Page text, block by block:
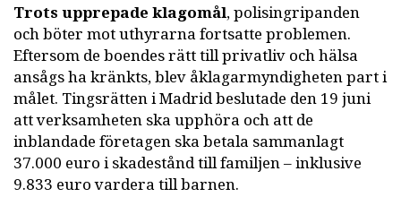
Trots upprepade klagomål, polisingripanden
och böter mot uthyrarna fortsatte problemen.
Eftersom de boendes rätt till privatliv och hälsa
ansågs ha kränkts, blev åklagarmyndigheten part i
målet. Tingsrätten i Madrid beslutade den 19 juni
att verksamheten ska upphöra och att de
inblandade företagen ska betala sammanlagt
37.000 euro i skadestånd till familjen – inklusive
9.833 euro vardera till barnen.